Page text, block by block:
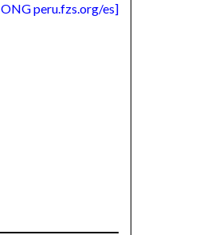
ONG peru.fzs.org/es]